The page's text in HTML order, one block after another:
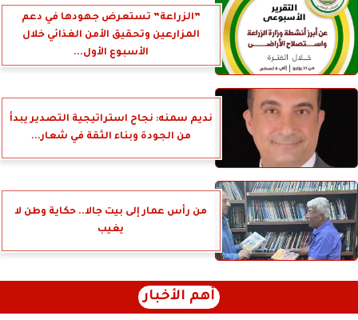
”الزراعة” تستعرض جهودها في دعم
المزارعين وتحقيق الأمن الغذائي خلال
الأسبوع الأول...
نديم سمنه: نجاح استراتيجية التصدير يبدأ
من الجودة وبناء الثقة في شعار...
من رأس عمار إلى بيت جالا.. حكاية وطن لا
يغيب
أهم الأخبار